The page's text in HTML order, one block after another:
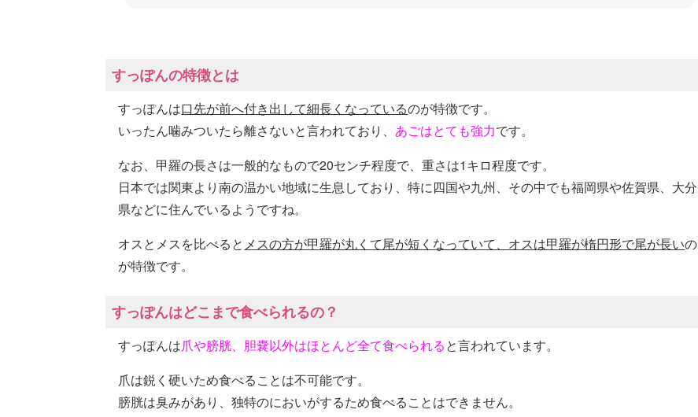
すっぽんの特徴とは
すっぽんは口先が前へ付き出して細長くなっているのが特徴です。
いったん噛みついたら離さないと言われており、 あごはとても強力です。
なお、甲羅の長さは一般的なもので20センチ程度で、重さは1キロ程度です。
日本では関東より南の温かい地域に生息しており、特に四国や九州、その中でも福岡県や佐賀県、大分
県などに住んでいるようですね。
オスとメスを比べると メスの方が甲羅が丸くて尾が短くなっていて、オスは甲羅が楕円形で尾が長いの
が特徴です。
すっぽんはどこまで食べられるの？
すっぽんは爪や膀胱、胆嚢以外はほとんど全て食べられると言われています。
爪は鋭く硬いため食べることは不可能です。
膀胱は臭みがあり、独特のにおいがするため食べることはできません。